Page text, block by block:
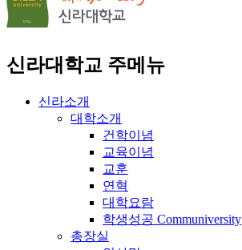
신라대학교 주메뉴
신라소개
대학소개
건학이념
교육이념
교훈
연혁
대학요람
학생성공 Communiversity
총장실